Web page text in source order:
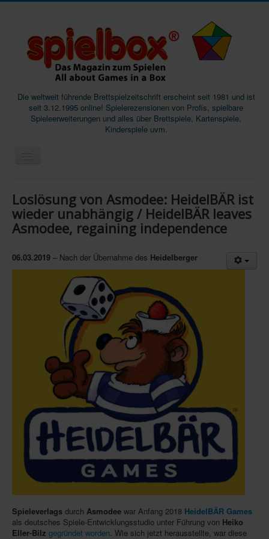
Die weltweit führende Brettspielzeitschrift erscheint seit 1981 und ist
seit 3.12.1995 online! Spielerezensionen von Profis, spielbare
Spieleerweiterungen und alles über Brettspiele, Kartenspiele,
Kinderspiele uvm.
Magazine
Abos/Subscriptions
SpieleMag
Download spielbox Special 2025
Newsletter
Spieledatenbank
Premium login
Neuheiten-New Games
Köpfe-Heads
Preise-Awards
Branchen-/Wirtschaftsnews
Interviews
Crowdfunding
Veranstaltungen-Events
Loslösung von Asmodee: HeidelBÄR ist
wieder unabhängig / HeidelBÄR leaves
Asmodee, regaining independence
06.03.2019 – Nach der Übernahme des Heidelberger
Spieleverlags durch Asmodee war Anfang 2018 HeidelBÄR Games
als deutsches Spiele-Entwicklungsstudio unter Führung von Heiko
Eller-Bilz gegründet worden . Wie sich jetzt herausstellte, war diese